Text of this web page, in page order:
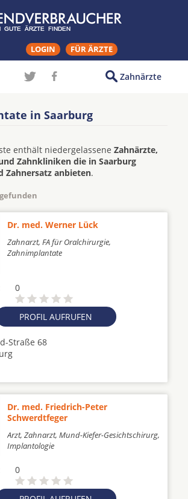
LOGIN FÜR ÄRZTE
Zahnärzte
in Saarburg
enthält niedergelassene Zahnärzte,
Zahnkliniken die in Saarburg
Zahnersatz anbieten.
Dr. med. Werner Lück
Zahnarzt, FA für Oralchirurgie,
Zahnimplantate
0
PROFIL AUFRUFEN
Straße 68
Dr. med. Friedrich-Peter
Schwerdtfeger
Arzt, Zahnarzt, Mund-Kiefer-Gesichtschirurg,
Implantologie
0